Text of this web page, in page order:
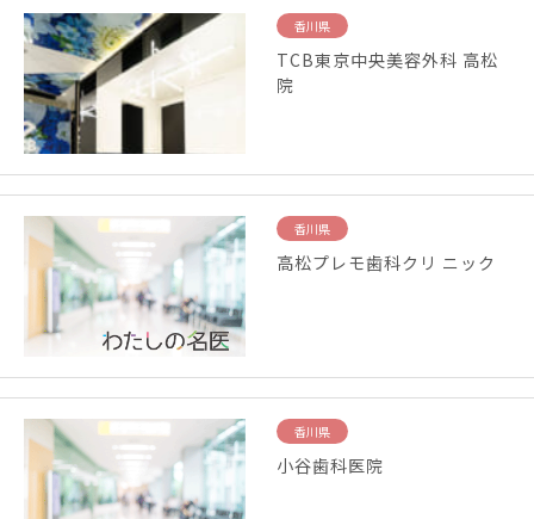
香川県
TCB東京中央美容外科 高松
院
香川県
高松プレモ歯科クリ ニック
香川県
小谷歯科医院